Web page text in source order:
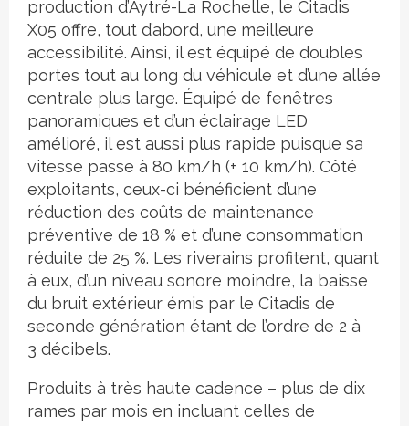
production d’Aytré-La Rochelle, le Citadis
X05 offre, tout d’abord, une meilleure
accessibilité. Ainsi, il est équipé de doubles
portes tout au long du véhicule et d’une allée
centrale plus large. Équipé de fenêtres
panoramiques et d’un éclairage LED
amélioré, il est aussi plus rapide puisque sa
vitesse passe à 80 km/h (+ 10 km/h). Côté
exploitants, ceux-ci bénéficient d’une
réduction des coûts de maintenance
préventive de 18 % et d’une consommation
réduite de 25 %. Les riverains profitent, quant
à eux, d’un niveau sonore moindre, la baisse
du bruit extérieur émis par le Citadis de
seconde génération étant de l’ordre de 2 à
3 décibels.
Produits à très haute cadence – plus de dix
rames par mois en incluant celles de